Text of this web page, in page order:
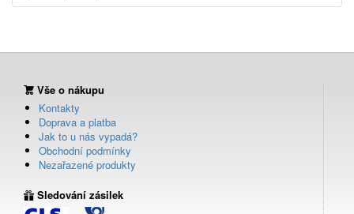
Vše o nákupu
Kontakty
Doprava a platba
Jak to u nás vypadá?
Obchodní podmínky
Nezařazené produkty
Sledování zásilek